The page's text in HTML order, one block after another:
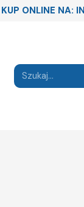
KUP ONLINE NA: